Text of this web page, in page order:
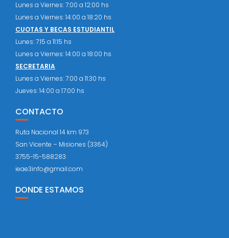
Lunes a Viernes: 7:00 a 12:00 hs
Lunes a Viernes: 14:00 a 18:20 hs
CUOTAS Y BECAS ESTUDIANTIL
Lunes: 7:15 a 11:15 hs
Lunes a Viernes: 14:00 a 18:00 hs
SECRETARIA
Lunes a Viernes: 7:00 a 11:30 hs
Jueves: 14:00 a 17:00 hs
CONTACTO
Ruta Nacional 14 km 973
San Vicente – Misiones (3364)
3755-15-588283
ieae3info@gmail.com
DONDE ESTAMOS